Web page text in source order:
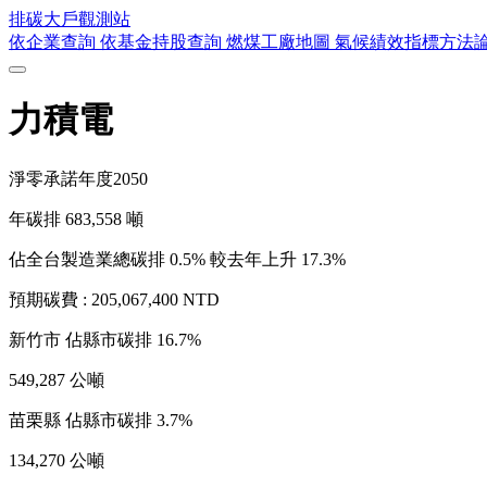
排碳大戶觀測站
依企業查詢 依基金持股查詢 燃煤工廠地圖 氣候績效指標方法
力積電
淨零承諾年度2050
年碳排 683,558 噸
佔全台製造業總碳排 0.5% 較去年上升 17.3%
預期碳費 : 205,067,400 NTD
新竹市 佔縣市碳排 16.7%
549,287 公噸
苗栗縣 佔縣市碳排 3.7%
134,270 公噸